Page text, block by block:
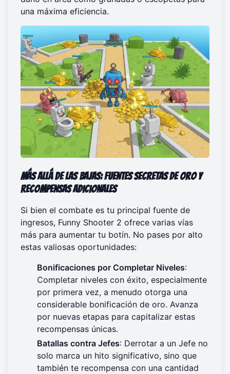
una máxima eficiencia.
Más Allá de las Bajas: Fuentes Secretas de Oro y
Recompensas Adicionales
Si bien el combate es tu principal fuente de
ingresos, Funny Shooter 2 ofrece varias vías
más para aumentar tu botín. No pases por alto
estas valiosas oportunidades:
Bonificaciones por Completar Niveles:
Completar niveles con éxito, especialmente
por primera vez, a menudo otorga una
considerable bonificación de oro. Avanza
por nuevas etapas para capitalizar estas
recompensas únicas.
Batallas contra Jefes: Derrotar a un Jefe no
solo marca un hito significativo, sino que
también te recompensa con una cantidad